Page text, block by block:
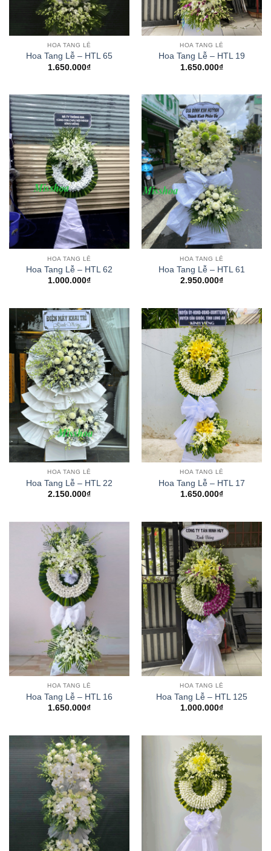
HOA TANG LỄ
Hoa Tang Lễ – HTL 65
1.650.000₫
HOA TANG LỄ
Hoa Tang Lễ – HTL 19
1.650.000₫
HOA TANG LỄ
Hoa Tang Lễ – HTL 62
1.000.000₫
HOA TANG LỄ
Hoa Tang Lễ – HTL 61
2.950.000₫
HOA TANG LỄ
Hoa Tang Lễ – HTL 22
2.150.000₫
HOA TANG LỄ
Hoa Tang Lễ – HTL 17
1.650.000₫
HOA TANG LỄ
Hoa Tang Lễ – HTL 16
1.650.000₫
HOA TANG LỄ
Hoa Tang Lễ – HTL 125
1.000.000₫